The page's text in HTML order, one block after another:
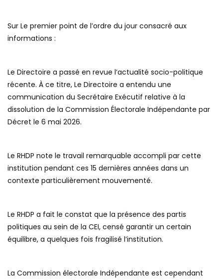
Sur Le premier point de l’ordre du jour consacré aux
informations :
Le Directoire a passé en revue l’actualité socio-politique
récente. À ce titre, Le Directoire a entendu une
communication du Secrétaire Exécutif relative à la
dissolution de la Commission Électorale Indépendante par
Décret le 6 mai 2026.
Le RHDP note le travail remarquable accompli par cette
institution pendant ces 15 dernières années dans un
contexte particulièrement mouvementé.
Le RHDP a fait le constat que la présence des partis
politiques au sein de la CEI, censé garantir un certain
équilibre, a quelques fois fragilisé l’institution.
La Commission électorale Indépendante est cependant